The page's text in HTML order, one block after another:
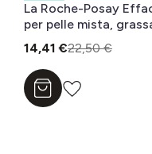
La Roche-Posay
per pelle mista,
acneica 200 ml
14,41 €22,50 €
Aggiungi al carrello